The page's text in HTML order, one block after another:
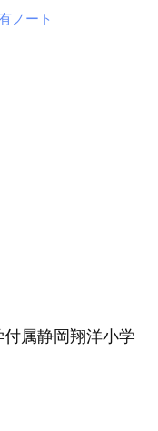
ノート
付属静岡翔洋小学